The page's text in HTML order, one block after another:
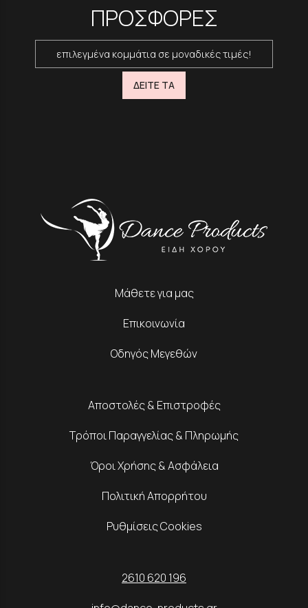
ΠΡΟΣΦΟΡΕΣ
επιλεγμένα κομμάτια σε μοναδικές τιμές!
ΔΕΙΤΕ ΤΑ
Μάθετε για μας
Επικοινωνία
Οδηγός Μεγεθών
Αποστολές & Επιστροφές
Τρόποι Παραγγελίας & Πληρωμής
Όροι Χρήσης & Ασφάλεια
Πολιτική Απορρήτου
Ρυθμίσεις Cookies
2610 620 196